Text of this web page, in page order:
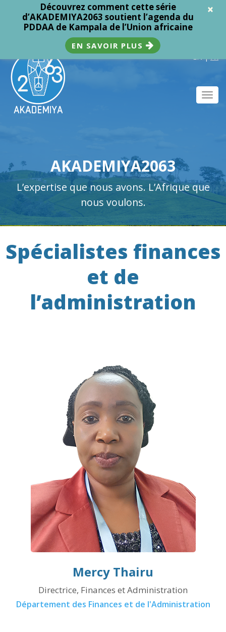
×
Découvrez comment cette série
d’AKADEMIYA2063 soutient l’agenda du
PDDAA de Kampala de l’Union africaine
EN SAVOIR PLUS
EN | FR
AKADEMIYA2063
L’expertise que nous avons. L’Afrique que
nous voulons.
Spécialistes finances
et de
l’administration
Mercy Thairu
Directrice, Finances et Administration
Département des Finances et de l'Administration